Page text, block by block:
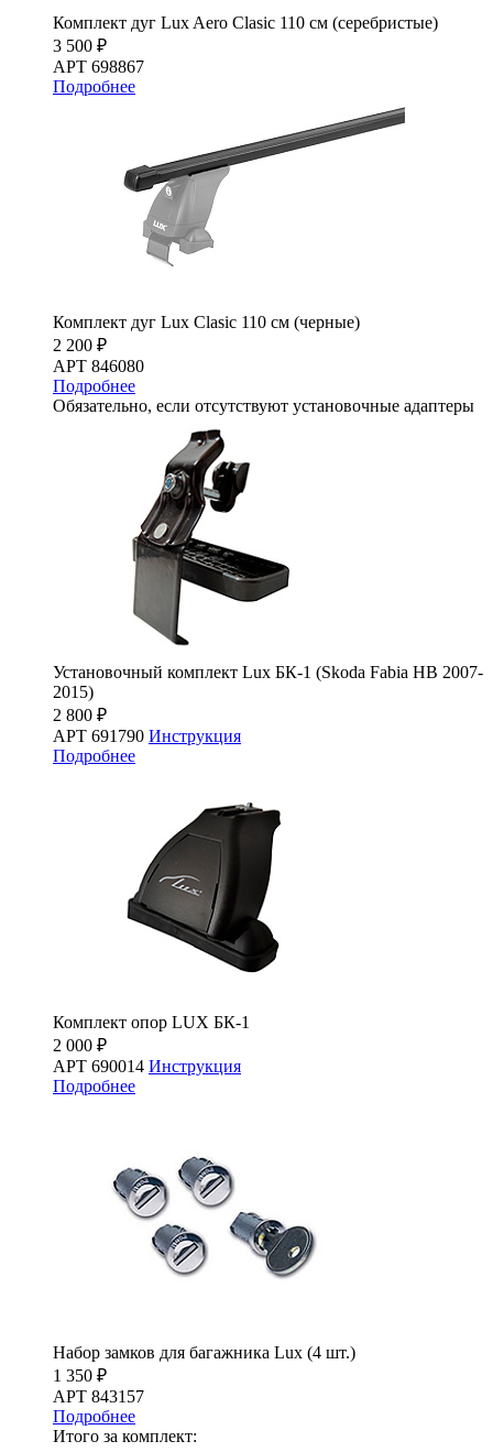
Комплект дуг Lux Aero Clasic 110 см (серебристые)
3 500 ₽
АРТ 698867
Подробнее
Комплект дуг Lux Clasic 110 см (черные)
2 200 ₽
АРТ 846080
Подробнее
Обязательно, если отсутствуют установочные адаптеры
Установочный комплект Lux БК-1 (Skoda Fabia HB 2007-
2015)
2 800 ₽
АРТ 691790 Инструкция
Подробнее
Комплект опор LUX БК-1
2 000 ₽
АРТ 690014 Инструкция
Подробнее
Набор замков для багажника Lux (4 шт.)
1 350 ₽
АРТ 843157
Подробнее
Итого за комплект: